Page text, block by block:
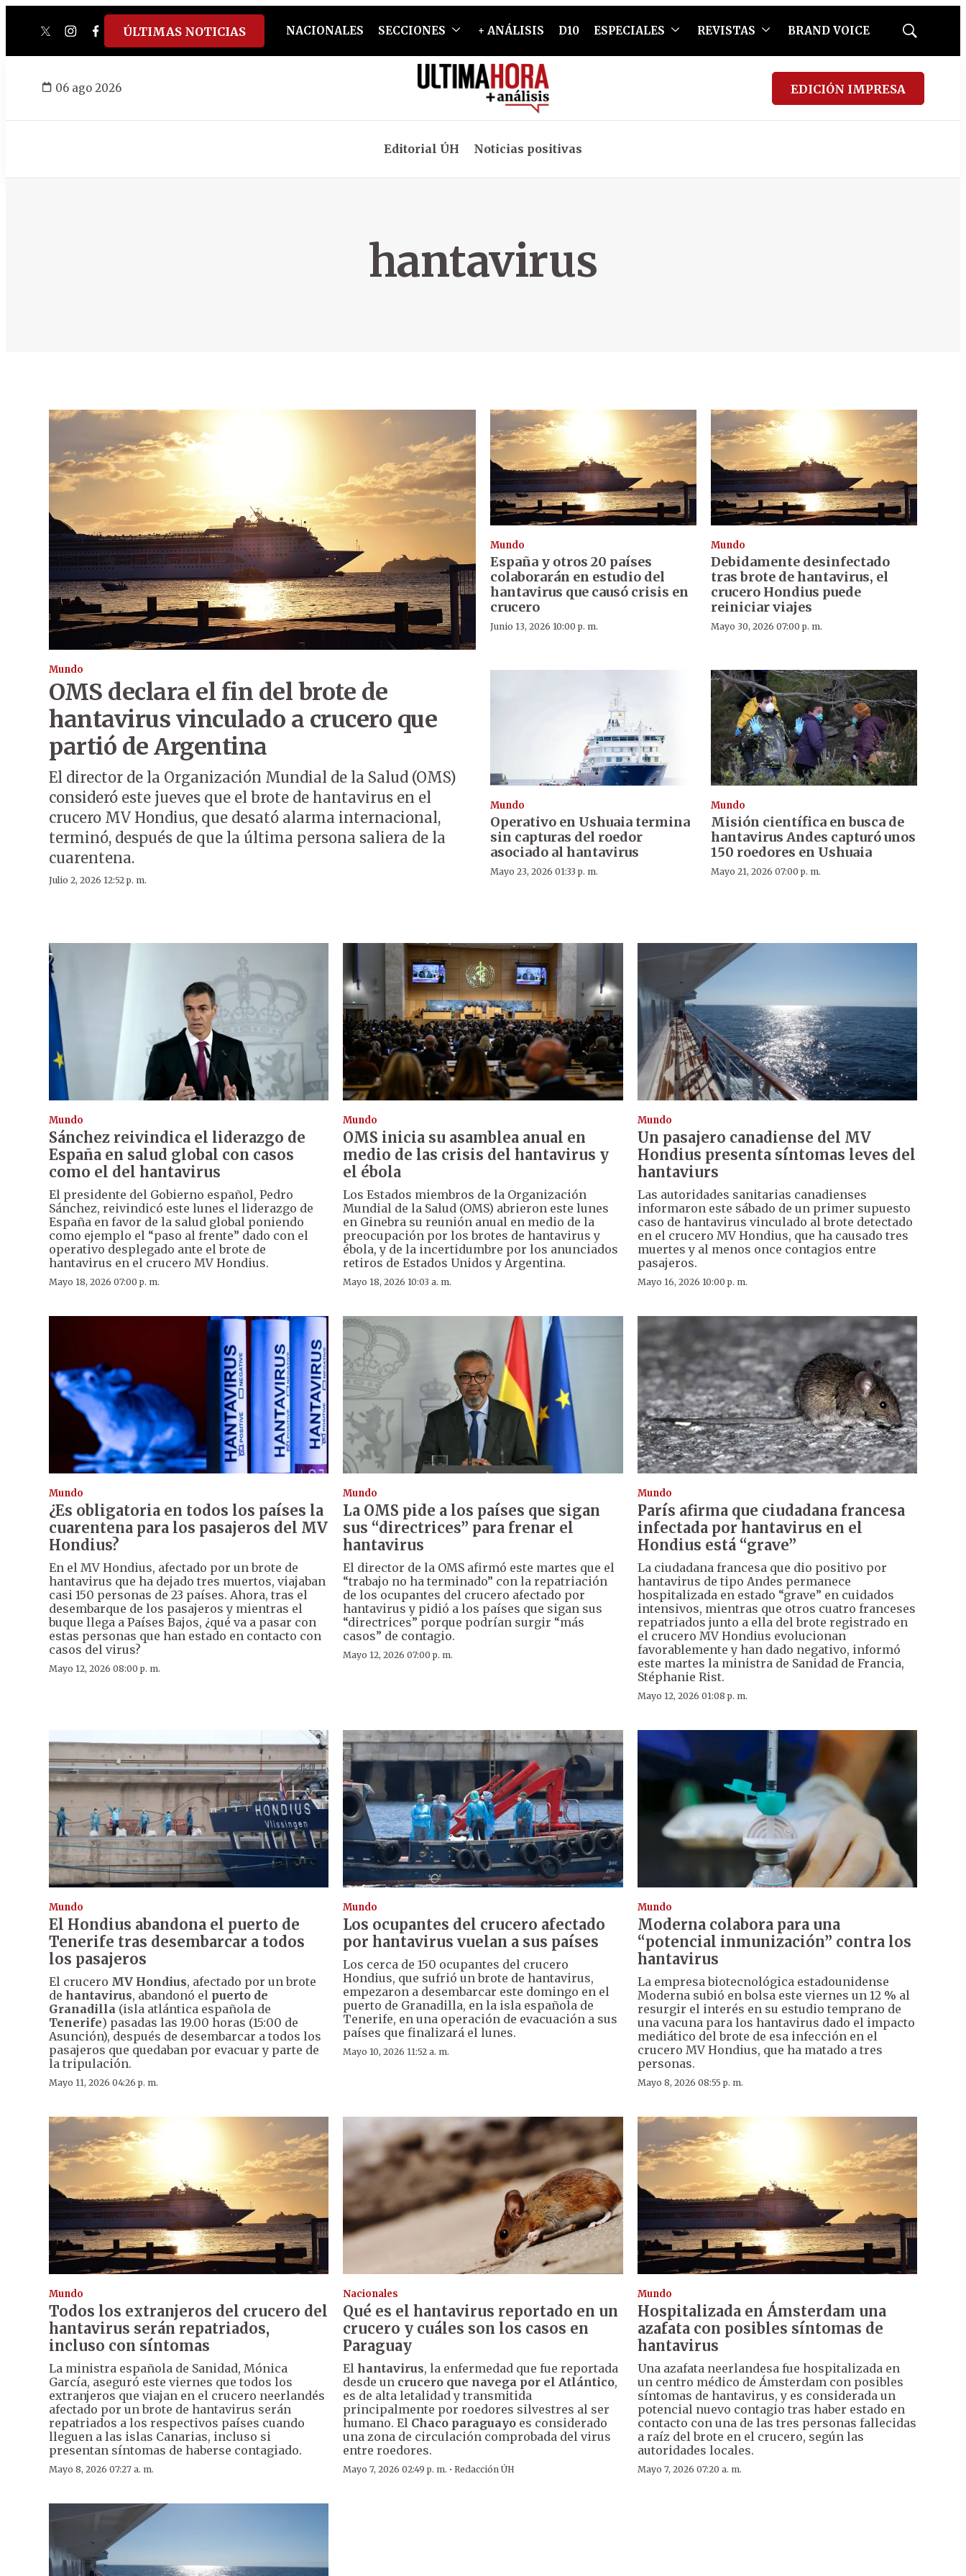
twitterinstagram
facebook
tiktokyoutube
spotify
ÚLTIMAS NOTICIAS NACIONALES SECCIONES + ANÁLISIS D10 ESPECIALES REVISTAS BRAND VOICE
Mostrar
06 ago 2026 EDICIÓN IMPRESA
Editorial ÚH Noticias positivas
hantavirus
Mundo
OMS declara el fin del brote de
hantavirus vinculado a crucero que
partió de Argentina
El director de la Organización Mundial de la Salud (OMS)
consideró este jueves que el brote de hantavirus en el
crucero MV Hondius, que desató alarma internacional,
terminó, después de que la última persona saliera de la
cuarentena.
Julio 2, 2026 12:52 p. m.
Mundo
España y otros 20 países
colaborarán en estudio del
hantavirus que causó crisis en
crucero
Junio 13, 2026 10:00 p. m.
Mundo
Debidamente desinfectado
tras brote de hantavirus, el
crucero Hondius puede
reiniciar viajes
Mayo 30, 2026 07:00 p. m.
Mundo
Operativo en Ushuaia termina
sin capturas del roedor
asociado al hantavirus
Mayo 23, 2026 01:33 p. m.
Mundo
Misión científica en busca de
hantavirus Andes capturó unos
150 roedores en Ushuaia
Mayo 21, 2026 07:00 p. m.
Mundo
Sánchez reivindica el liderazgo de
España en salud global con casos
como el del hantavirus
El presidente del Gobierno español, Pedro
Sánchez, reivindicó este lunes el liderazgo de
España en favor de la salud global poniendo
como ejemplo el “paso al frente” dado con el
operativo desplegado ante el brote de
hantavirus en el crucero MV Hondius.
Mayo 18, 2026 07:00 p. m.
Mundo
OMS inicia su asamblea anual en
medio de las crisis del hantavirus y
el ébola
Los Estados miembros de la Organización
Mundial de la Salud (OMS) abrieron este lunes
en Ginebra su reunión anual en medio de la
preocupación por los brotes de hantavirus y
ébola, y de la incertidumbre por los anunciados
retiros de Estados Unidos y Argentina.
Mayo 18, 2026 10:03 a. m.
Mundo
Un pasajero canadiense del MV
Hondius presenta síntomas leves del
hantaviurs
Las autoridades sanitarias canadienses
informaron este sábado de un primer supuesto
caso de hantavirus vinculado al brote detectado
en el crucero MV Hondius, que ha causado tres
muertes y al menos once contagios entre
pasajeros.
Mayo 16, 2026 10:00 p. m.
Mundo
¿Es obligatoria en todos los países la
cuarentena para los pasajeros del MV
Hondius?
En el MV Hondius, afectado por un brote de
hantavirus que ha dejado tres muertos, viajaban
casi 150 personas de 23 países. Ahora, tras el
desembarque de los pasajeros y mientras el
buque llega a Países Bajos, ¿qué va a pasar con
estas personas que han estado en contacto con
casos del virus?
Mayo 12, 2026 08:00 p. m.
Mundo
La OMS pide a los países que sigan
sus “directrices” para frenar el
hantavirus
El director de la OMS afirmó este martes que el
“trabajo no ha terminado” con la repatriación
de los ocupantes del crucero afectado por
hantavirus y pidió a los países que sigan sus
“directrices” porque podrían surgir “más
casos” de contagio.
Mayo 12, 2026 07:00 p. m.
Mundo
París afirma que ciudadana francesa
infectada por hantavirus en el
Hondius está “grave”
La ciudadana francesa que dio positivo por
hantavirus de tipo Andes permanece
hospitalizada en estado “grave” en cuidados
intensivos, mientras que otros cuatro franceses
repatriados junto a ella del brote registrado en
el crucero MV Hondius evolucionan
favorablemente y han dado negativo, informó
este martes la ministra de Sanidad de Francia,
Stéphanie Rist.
Mayo 12, 2026 01:08 p. m.
Mundo
El Hondius abandona el puerto de
Tenerife tras desembarcar a todos
los pasajeros
El crucero MV Hondius, afectado por un brote
de hantavirus, abandonó el puerto de
Granadilla (isla atlántica española de
Tenerife) pasadas las 19.00 horas (15:00 de
Asunción), después de desembarcar a todos los
pasajeros que quedaban por evacuar y parte de
la tripulación.
Mayo 11, 2026 04:26 p. m.
Mundo
Los ocupantes del crucero afectado
por hantavirus vuelan a sus países
Los cerca de 150 ocupantes del crucero
Hondius, que sufrió un brote de hantavirus,
empezaron a desembarcar este domingo en el
puerto de Granadilla, en la isla española de
Tenerife, en una operación de evacuación a sus
países que finalizará el lunes.
Mayo 10, 2026 11:52 a. m.
Mundo
Moderna colabora para una
“potencial inmunización” contra los
hantavirus
La empresa biotecnológica estadounidense
Moderna subió en bolsa este viernes un 12 % al
resurgir el interés en su estudio temprano de
una vacuna para los hantavirus dado el impacto
mediático del brote de esa infección en el
crucero MV Hondius, que ha matado a tres
personas.
Mayo 8, 2026 08:55 p. m.
Mundo
Todos los extranjeros del crucero del
hantavirus serán repatriados,
incluso con síntomas
La ministra española de Sanidad, Mónica
García, aseguró este viernes que todos los
extranjeros que viajan en el crucero neerlandés
afectado por un brote de hantavirus serán
repatriados a los respectivos países cuando
lleguen a las islas Canarias, incluso si
presentan síntomas de haberse contagiado.
Mayo 8, 2026 07:27 a. m.
Nacionales
Qué es el hantavirus reportado en un
crucero y cuáles son los casos en
Paraguay
Elhantavirus, la enfermedad que fue reportada
desde un crucero que navega por el Atlántico,
es de alta letalidad y transmitida
principalmente por roedores silvestres al ser
humano. El Chaco paraguayo es considerado
una zona de circulación comprobada del virus
entre roedores.
Mayo 7, 2026 02:49 p. m. ·Redacción ÚH
Mundo
Hospitalizada en Ámsterdam una
azafata con posibles síntomas de
hantavirus
Una azafata neerlandesa fue hospitalizada en
un centro médico de Ámsterdam con posibles
síntomas de hantavirus, y es considerada un
potencial nuevo contagio tras haber estado en
contacto con una de las tres personas fallecidas
a raíz del brote en el crucero, según las
autoridades locales.
Mayo 7, 2026 07:20 a. m.